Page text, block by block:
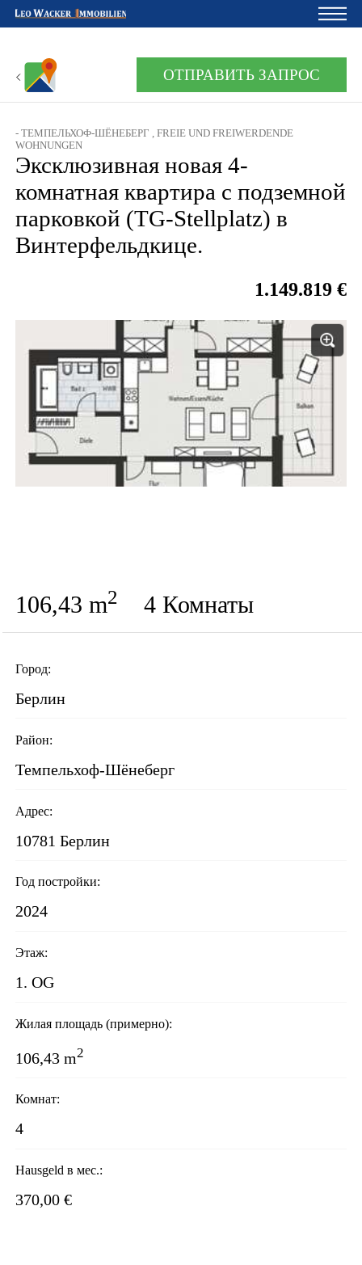
Главная
Владельцам
О нас
Девелопмент
Кредитный калькулятор
Контакты
ОТПРАВИТЬ ЗАПРОС
- ТЕМПЕЛЬХОФ-ШЁНЕБЕРГ , FREIE UND FREIWERDENDE
WOHNUNGEN
Эксклюзивная новая 4-
комнатная квартира с подземной
парковкой (TG-Stellplatz) в
Винтерфельдкице.
1.149.819 €
106,43 m2 4 Комнаты
Город:
Берлин
Район:
Темпельхоф-Шёнеберг
Адрес:
10781 Берлин
Год постройки:
2024
Этаж:
1. OG
Жилая площадь (примерно):
106,43 m2
Комнат:
4
Hausgeld в мес.:
370,00 €